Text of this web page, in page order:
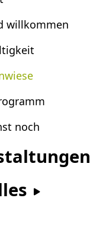
willkommen
noch